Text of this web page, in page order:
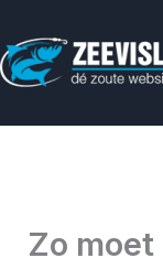
naar
de
Zo